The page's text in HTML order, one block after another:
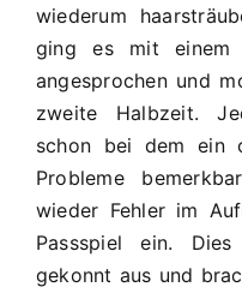
wiederum
ging es mit einem
angesprochen und
zweite Halbzeit.
schon bei dem ein
Probleme
wieder Fehler im
Passspiel ein.
gekonnt aus und